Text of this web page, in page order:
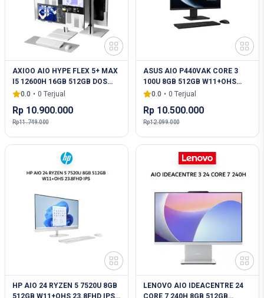
AXIOO AIO HYPE FLEX 5+ MAX
I5 12600H 16GB 512GB DOS
27.0FHD IPS WHT
0.0 • 0 Terjual
Rp 10.900.000
Rp 11.749.000
ASUS AIO P440VAK CORE 3
100U 8GB 512GB W11+OHS
23.8FHD 2Y BLK -B3852WS
0.0 • 0 Terjual
Rp 10.500.000
Rp 12.099.000
HP AIO 24 RYZEN 5 7520U 8GB
512GB W11+OHS 23.8FHD IPS
LENOVO AIO IDEACENTRE 24
CORE 7 240H 8GB 512GB